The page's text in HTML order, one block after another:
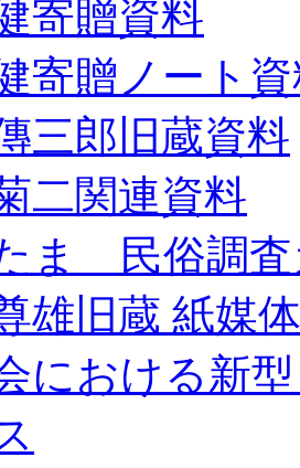
寄贈資料
寄贈ノート
三郎旧蔵資料
二関連資料
ま 民俗調査
雄旧蔵 紙媒
における新